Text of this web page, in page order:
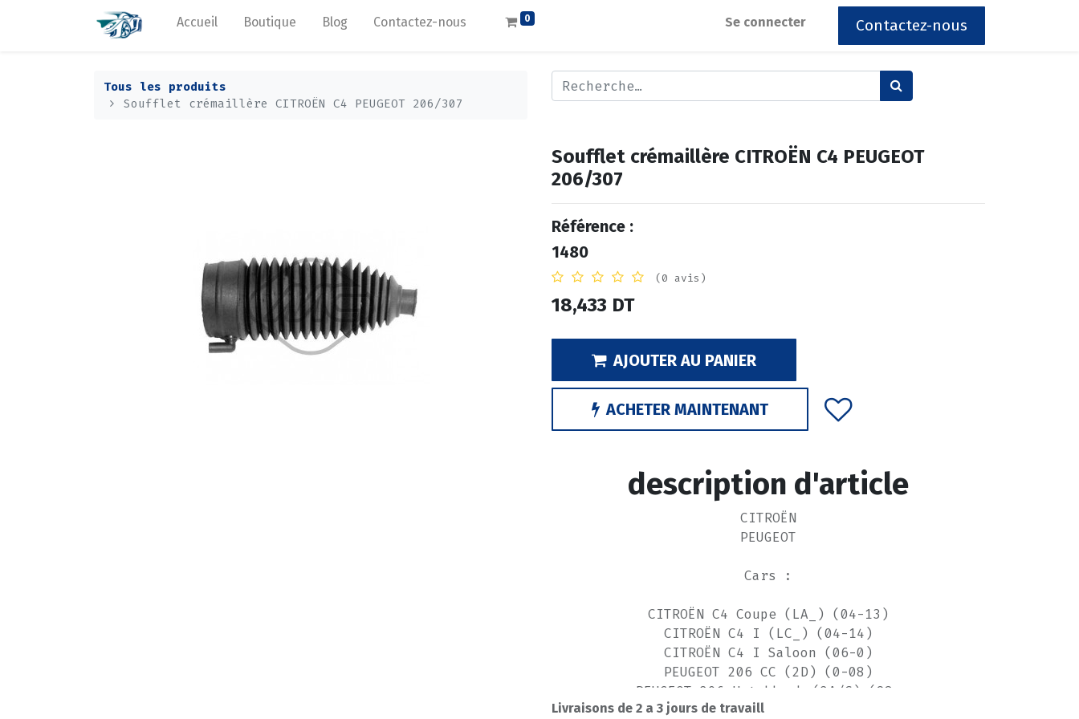
Accueil Boutique Blog Contactez-nous 0 Se connecter Contactez-nous
Tous les produits
Soufflet crémaillère CITROËN C4 PEUGEOT 206/307
Soufflet crémaillère CITROËN C4 PEUGEOT
206/307
Référence :
1480
(0 avis)
18,433 DT
AJOUTER AU PANIER
ACHETER MAINTENANT
description d'article
CITROËN
PEUGEOT
Cars :
CITROËN C4 Coupe (LA_) (04-13)
CITROËN C4 I (LC_) (04-14)
CITROËN C4 I Saloon (06-0)
PEUGEOT 206 CC (2D) (0-08)
PEUGEOT 206 Hatchback (2A/C) (98-
12)
Livraisons de 2 a 3 jours de travaill